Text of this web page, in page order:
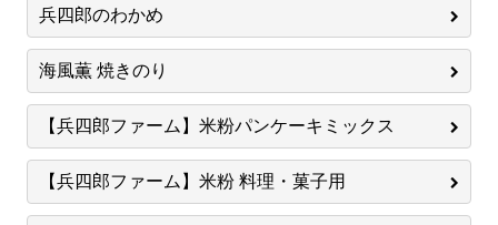
兵四郎のわかめ
海風薫 焼きのり
【兵四郎ファーム】米粉パンケーキミックス
【兵四郎ファーム】米粉 料理・菓子用